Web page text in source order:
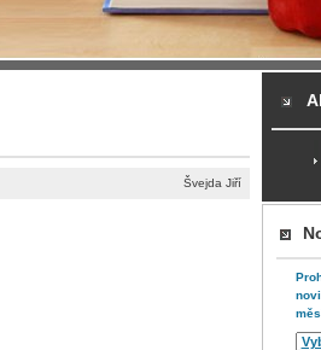
Švejda Jiří